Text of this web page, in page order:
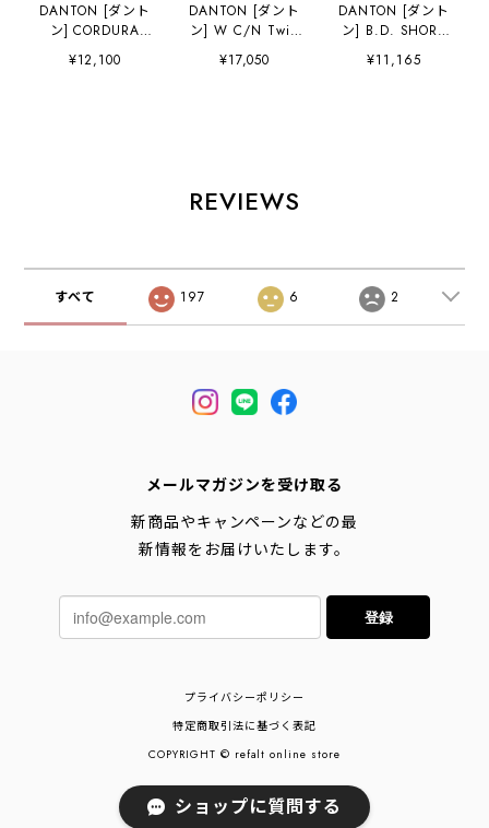
DANTON [ダント
ン] CORDURA
CANVAS ONE
SHOULDER
ーデュラキャンバ
ス・MEN'S /
LADY'S
[2026AW]
¥12,100
DANTON [ダント
ン] W C/N Twill
Double Pleated
Easy Pants [DT-
ズパンツ・ゆった
りシルエット・
¥17,050
DANTON [ダント
ン] B.D. SHORT
SHIRT S/S [DT-
B0443DUG] B.D.
[2026SS]
¥11,165
REVIEWS
すべて 197 6 2
メールマガジンを受け取る
新商品やキャンペーンなどの最
新情報をお届けいたします。
登録
プライバシーポリシー
特定商取引法に基づく表記
COPYRIGHT © refalt online store
ショップに質問する